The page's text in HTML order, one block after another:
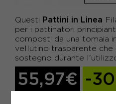
Questi Pattini in Linea
per i pattinatori
composti da una tomaia
vellutino trasparente
sostegno durante
55,97€ -